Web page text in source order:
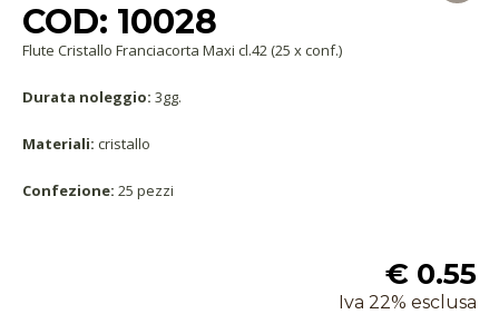
COD: 10028
Flute Cristallo Franciacorta Maxi cl.42 (25 x conf.)
Durata noleggio: 3gg.
Materiali: cristallo
Confezione: 25 pezzi
€ 0.55
Iva 22% esclusa